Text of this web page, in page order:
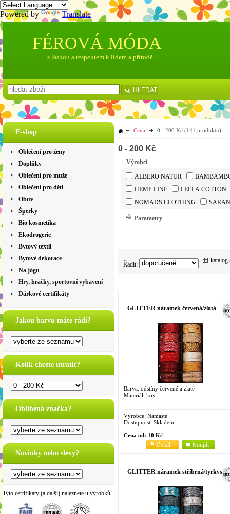
Powered by Translate
E-shop
Oblečení pro ženy
Doplňky
Oblečení pro muže
Oblečení pro děti
Obuv
Šperky
Bio kosmetika
Ekodrogerie
Bytový textil
Bytové dekorace
Na jógu
Hry, hračky, sportovní vybavení
Dárkové certifikáty
Jakou barvu máte rádi?
Kolik chcete utratit?
Oblíbená značka?
Novinky nebo slevy?
Tyto certifikáty (a další) naleznete u výrobků.
Cena 0 - 200 Kč (141 produktů)
0 - 200 Kč
Výrobci
ALBERO NATUR
HEMP LINE
LEELA COTTON
NOMADS CLOTHING
Parametry
Řadit:
katalog
GLITTER náramek červená/zlatá
Barva: odstíny červené a zlaté
Materiál: kov
Výrobce: Namaste
Dostupnost: Skladem
Cena od: 10 Kč
Koupit
Detail
GLITTER náramek stříbrná/
FÉROVÁ MÓDA
... s láskou a respektem k lidem a přírodě
HLEDAT